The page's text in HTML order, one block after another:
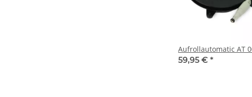
Aufrollautomatic AT
59,95 € *